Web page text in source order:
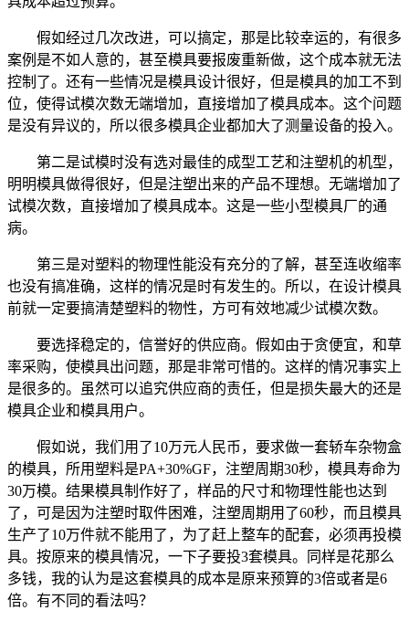
假如经过几次改进，可以搞定，那是比较幸运的，有很多
案例是不如人意的，甚至模具要报废重新做，这个成本就无法
控制了。还有一些情况是模具设计很好，但是模具的加工不到
位，使得试模次数无端增加，直接增加了模具成本。这个问题
是没有异议的，所以很多模具企业都加大了测量设备的投入。
第二是试模时没有选对最佳的成型工艺和注塑机的机型，
明明模具做得很好，但是注塑出来的产品不理想。无端增加了
试模次数，直接增加了模具成本。这是一些小型模具厂的通
病。
第三是对塑料的物理性能没有充分的了解，甚至连收缩率
也没有搞准确，这样的情况是时有发生的。所以，在设计模具
前就一定要搞清楚塑料的物性，方可有效地减少试模次数。
要选择稳定的，信誉好的供应商。假如由于贪便宜，和草
率采购，使模具出问题，那是非常可惜的。这样的情况事实上
是很多的。虽然可以追究供应商的责任，但是损失最大的还是
模具企业和模具用户。
假如说，我们用了10万元人民币，要求做一套轿车杂物盒
的模具，所用塑料是PA+30%GF，注塑周期30秒，模具寿命为
30万模。结果模具制作好了，样品的尺寸和物理性能也达到
了，可是因为注塑时取件困难，注塑周期用了60秒，而且模具
生产了10万件就不能用了，为了赶上整车的配套，必须再投模
具。按原来的模具情况，一下子要投3套模具。同样是花那么
多钱，我的认为是这套模具的成本是原来预算的3倍或者是6
倍。有不同的看法吗？